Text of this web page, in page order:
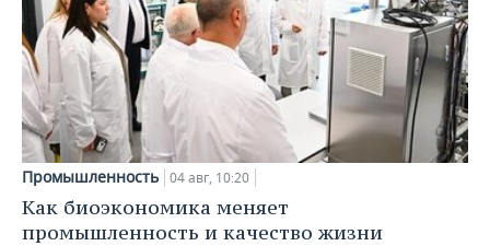
Промышленность 04 авг, 10:20
Как биоэкономика меняет
промышленность и качество жизни